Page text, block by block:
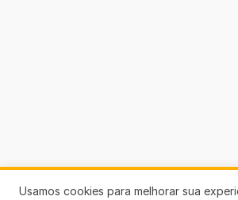
Usamos cookies para melhorar sua